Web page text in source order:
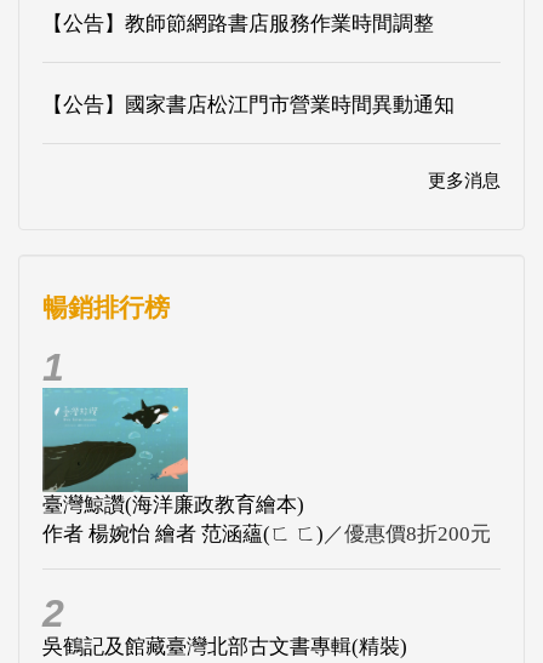
【公告】教師節網路書店服務作業時間調整
【公告】國家書店松江門市營業時間異動通知
更多消息
暢銷排行榜
1
臺灣鯨讚(海洋廉政教育繪本)
作者 楊婉怡 繪者 范涵蘊(ㄈ ㄈ) ／優惠價8折200元
2
吳鶴記及館藏臺灣北部古文書專輯(精裝)